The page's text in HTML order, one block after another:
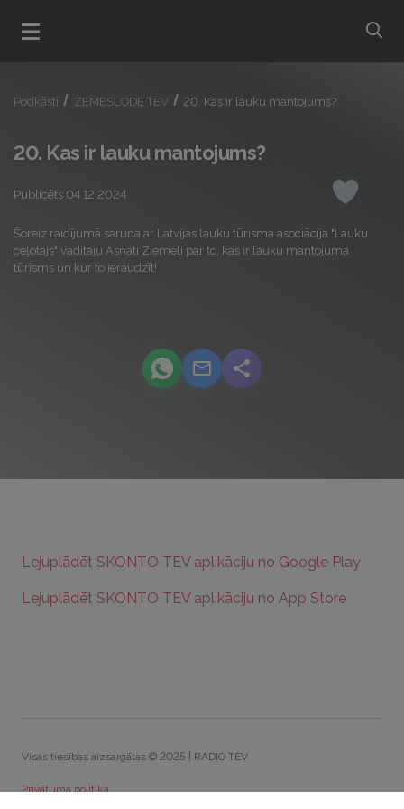
Atvert menu
Podkāsti ZEMESLODE TEV 20. Kas ir lauku mantojums?
20. Kas ir lauku mantojums?
Publicēts 04.12.2024 Iepatikas
Šoreiz raidījumā saruna ar Latvijas lauku tūrisma asociācija "Lauku
ceļotājs" vadītāju Asnāti Ziemeli par to, kas ir lauku mantojuma
tūrisms un kur to ieraudzīt!
podcast.share-title WhatsApp
podcast.share-title Email
podcast.share-title
Lejuplādēt SKONTO TEV aplikāciju no Google Play
Lejuplādēt SKONTO TEV aplikāciju no App Store
Visas tiesības aizsargātas © 2025 | RADIO TEV
Privātuma politika